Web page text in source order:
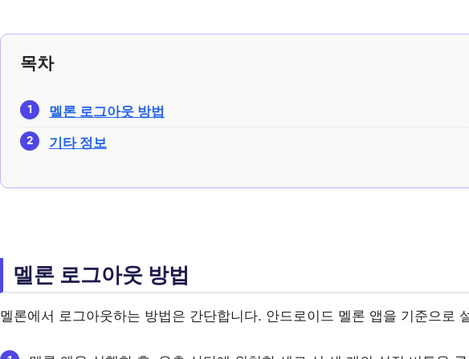
목차
멜론 로그아웃 방법
기타 정보
멜론 로그아웃 방법
멜론에서 로그아웃하는 방법은 간단합니다. 안드로이드 멜론 앱을 기준으로